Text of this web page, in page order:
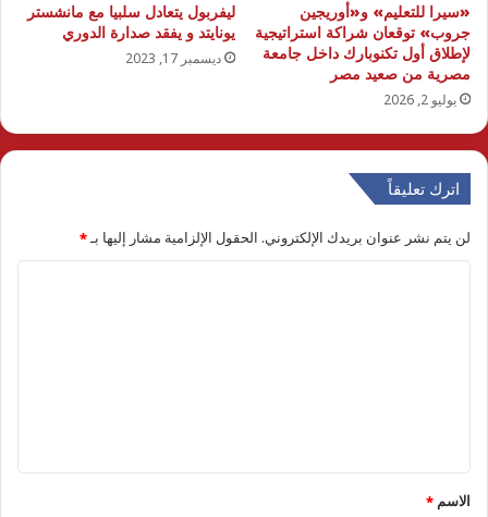
«سيرا للتعليم» و«أوريجين
جروب» توقعان شراكة استراتيجية
لإطلاق أول تكنوبارك داخل جامعة
مصرية من صعيد مصر
يوليو 2, 2026
ليفربول يتعادل سلبيا مع مانشستر
يونايتد و يفقد صدارة الدوري
ديسمبر 17, 2023
اترك تعليقاً
لن يتم نشر عنوان بريدك الإلكتروني. الحقول الإلزامية مشار إليها بـ*
ق
*
الاسم *